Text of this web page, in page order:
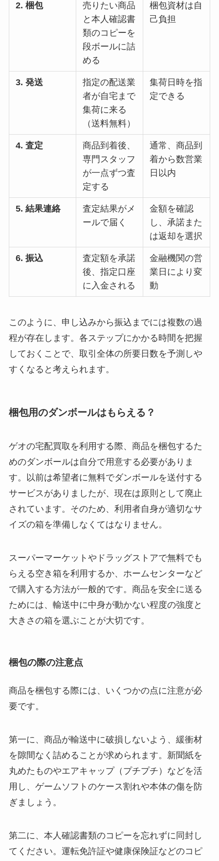
2. 梱包
売りたい商品
と本人確認書
類のコピーを
段ボールに詰
める
梱包資材は自
己負担
3. 発送
指定の配送業
者が自宅まで
集荷に来る
（送料無料）
集荷日時を指
定できる
4. 査定
商品到着後、
専門スタッフ
が一点ずつ査
定する
通常、商品到
着から数営業
日以内
5. 結果連絡
査定結果がメ
ールで届く
金額を確認
し、承諾また
は返却を選択
6. 振込
査定額を承諾
後、指定口座
に入金される
金融機関の営
業日により変
動
このように、申し込みから振込までには複数の過
程が存在します。各ステップにかかる時間を把握
しておくことで、取引全体の所要日数を予測しや
すくなると考えられます。
梱包用のダンボールはもらえる？
ゲオの宅配買取を利用する際、商品を梱包するた
めのダンボールは自分で用意する必要がありま
す。以前は希望者に無料でダンボールを送付する
サービスがありましたが、現在は原則として廃止
されています。そのため、利用者自身が適切なサ
イズの箱を準備しなくてはなりません。
スーパーマーケットやドラッグストアで無料でも
らえる空き箱を利用するか、ホームセンターなど
で購入する方法が一般的です。商品を安全に送る
ためには、輸送中に中身が動かない程度の強度と
大きさの箱を選ぶことが大切です。
梱包の際の注意点
商品を梱包する際には、いくつかの点に注意が必
要です。
第一に、商品が輸送中に破損しないよう、緩衝材
を隙間なく詰めることが求められます。新聞紙を
丸めたものやエアキャップ（プチプチ）などを活
用し、ゲームソフトのケース割れや本体の傷を防
ぎましょう。
第二に、本人確認書類のコピーを忘れずに同封し
てください。運転免許証や健康保険証などのコピ